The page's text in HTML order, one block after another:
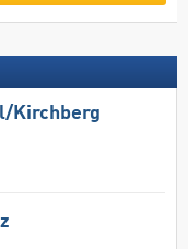
​Kirchberg